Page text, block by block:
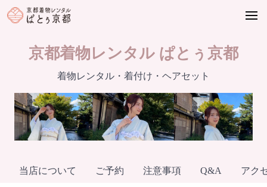
Skip
京都着物レンタル ぱとぅ京都
着物レンタル・着付け・ヘアセット
当店について ご予約 注意事項 Q&A アク